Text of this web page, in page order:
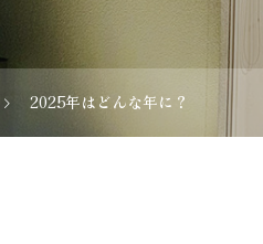
2025年はどんな年に？